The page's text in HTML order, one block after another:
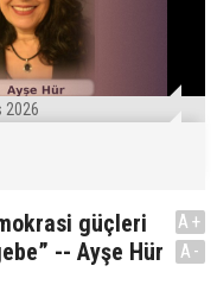
2026
güçleri
-- Ayşe Hür
A+
A-